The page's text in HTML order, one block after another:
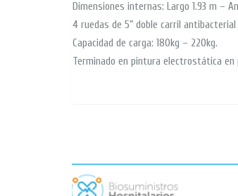
Dimensiones internas: Largo 1.93 m –
4 ruedas de 5” doble carril
Capacidad de carga: 180kg – 220kg.
Terminado en pintura electrostática en